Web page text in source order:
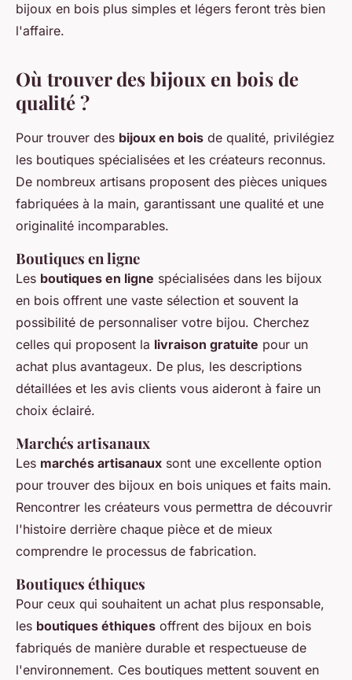
bijoux en bois plus simples et légers feront très bien
l'affaire.
Où trouver des bijoux en bois de
qualité ?
Pour trouver des bijoux en bois de qualité, privilégiez
les boutiques spécialisées et les créateurs reconnus.
De nombreux artisans proposent des pièces uniques
fabriquées à la main, garantissant une qualité et une
originalité incomparables.
Boutiques en ligne
Les boutiques en ligne spécialisées dans les bijoux
en bois offrent une vaste sélection et souvent la
possibilité de personnaliser votre bijou. Cherchez
celles qui proposent la livraison gratuite pour un
achat plus avantageux. De plus, les descriptions
détaillées et les avis clients vous aideront à faire un
choix éclairé.
Marchés artisanaux
Les marchés artisanaux sont une excellente option
pour trouver des bijoux en bois uniques et faits main.
Rencontrer les créateurs vous permettra de découvrir
l'histoire derrière chaque pièce et de mieux
comprendre le processus de fabrication.
Boutiques éthiques
Pour ceux qui souhaitent un achat plus responsable,
les boutiques éthiques offrent des bijoux en bois
fabriqués de manière durable et respectueuse de
l'environnement. Ces boutiques mettent souvent en